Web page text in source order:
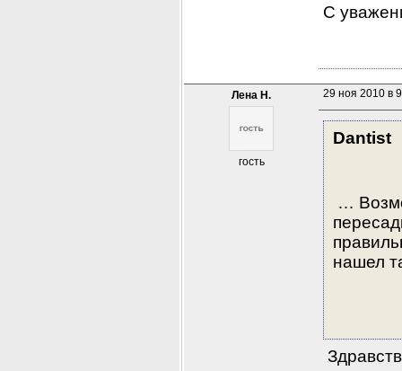
С
Лена Н.
гость
29 ноя 2010 в
Dantist
…
нашел